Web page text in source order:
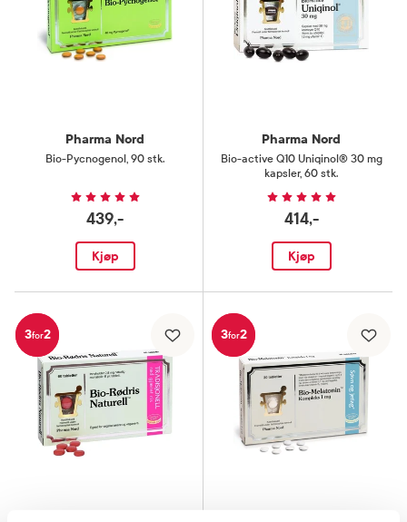
Pharma Nord
Bio-Pycnogenol , 90 stk.
439,-
Kjøp
Pharma Nord
Bio-active Q10 Uniqinol® 30 mg
kapsler, 60 stk.
414,-
Kjøp
3for2 3for2